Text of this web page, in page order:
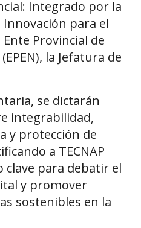
Integrado por la
para el
Ente Provincial de
la Jefatura de
se dictarán
integrabilidad,
y protección de
a TECNAP
clave para debatir el
y promover
sostenibles en la